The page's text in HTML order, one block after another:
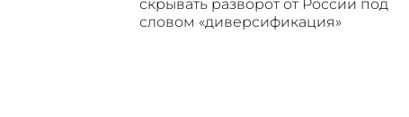
скрывать разворот от России под
словом «диверсификация»